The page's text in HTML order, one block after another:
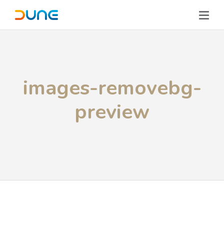
images-removebg-
preview